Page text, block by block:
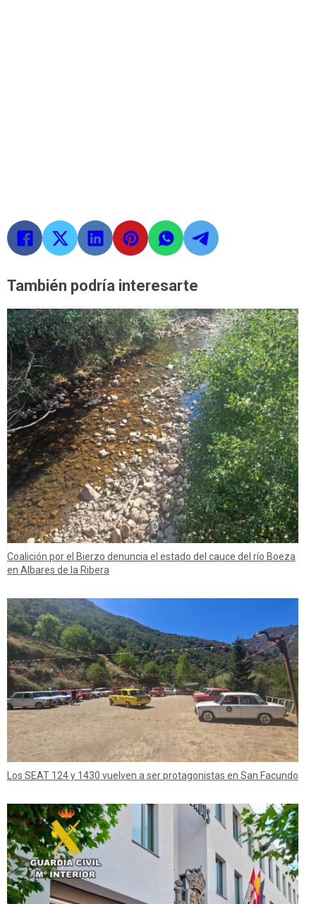
También podría interesarte
Coalición por el Bierzo denuncia el estado del cauce del río Boeza
en Albares de la Ribera
Los SEAT 124 y 1430 vuelven a ser protagonistas en San Facundo